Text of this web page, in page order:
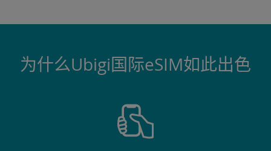
为什么Ubigi国际eSIM如此出色